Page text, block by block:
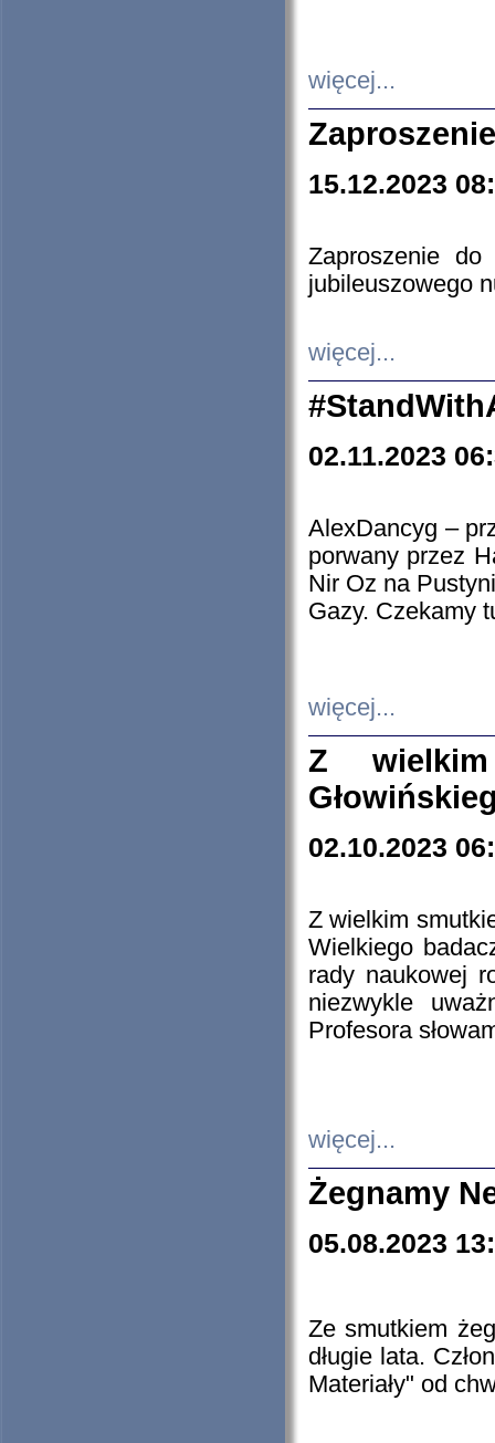
więcej...
15.12.2023
Zaproszenie do
jubileuszowego
więcej...
02.11.2023
AlexDancyg –
porwany przez
Nir Oz na
Gazy. Czekamy
więcej...
Z
02.10.2023
Z wielkim
Wielkiego
rady naukowej
niezwykle
Profesora
więcej...
Żegnamy
05.08.2023
Ze smutkiem
długie lata.
Materiały" od